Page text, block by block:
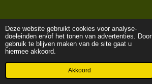
Deze website gebruikt cookies voor analyse-
doeleinden en/of het tonen van advertenties. Door
gebruik te blijven maken van de site gaat u
hiermee akkoord.
Akkoord
E-mailadres